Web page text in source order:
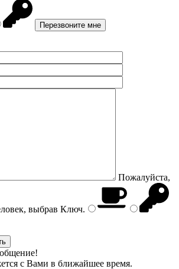
Пожалуйста,
выбрав Ключ.
с Вами в ближайшее время.